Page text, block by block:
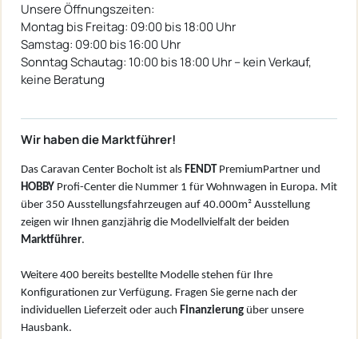
Unsere Öffnungszeiten:
Montag bis Freitag: 09:00 bis 18:00 Uhr
Samstag: 09:00 bis 16:00 Uhr
Sonntag Schautag: 10:00 bis 18:00 Uhr – kein Verkauf,
keine Beratung
Wir haben die Marktführer!
Das Caravan Center Bocholt ist als FENDT PremiumPartner und
HOBBY Profi-Center die Nummer 1 für Wohnwagen in Europa. Mit
über 350 Ausstellungsfahrzeugen auf 40.000m² Ausstellung
zeigen wir Ihnen ganzjährig die Modellvielfalt der beiden
Marktführer.
Weitere 400 bereits bestellte Modelle stehen für Ihre
Konfigurationen zur Verfügung. Fragen Sie gerne nach der
individuellen Lieferzeit oder auch Finanzierung über unsere
Hausbank.